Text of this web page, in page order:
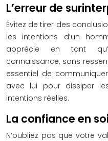
L’erreur de
Évitez de tirer des
les intentions d’un
apprécie en tant
connaissance, sans
essentiel de
avec lui pour dissiper
intentions réelles.
La confiance en soi
N’oubliez pas que votre